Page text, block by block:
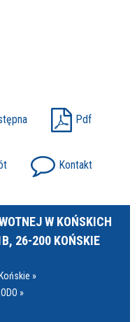
Pdf
Kontakt
W KOŃSKICH
26-200 KOŃSKIE
»
»